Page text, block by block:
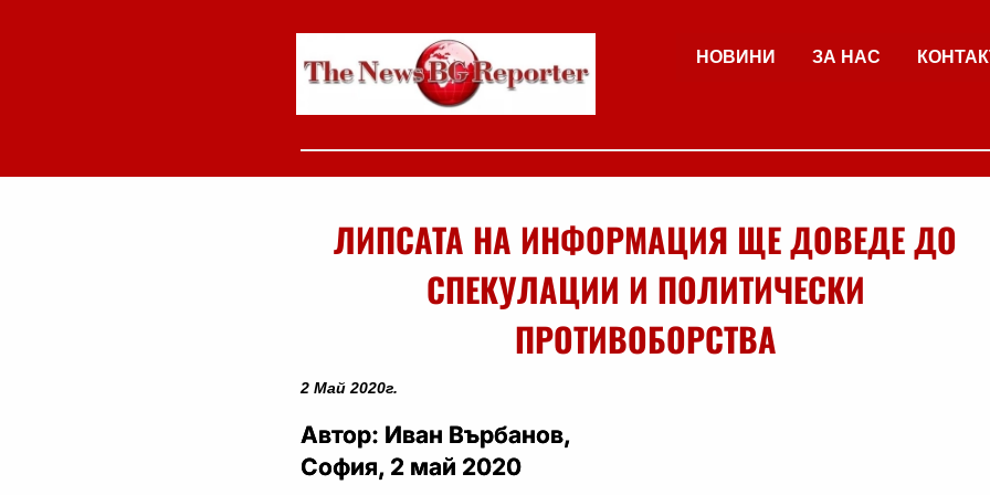
НОВИНИ ЗА НАС
ЛИПСАТА НА ИНФОРМАЦИЯ ЩЕ ДОВЕДЕ ДО
СПЕКУЛАЦИИ И ПОЛИТИЧЕСКИ
ПРОТИВОБОРСТВА
2 Май 2020г.
Автор: Иван Върбанов,
София, 2 май 2020